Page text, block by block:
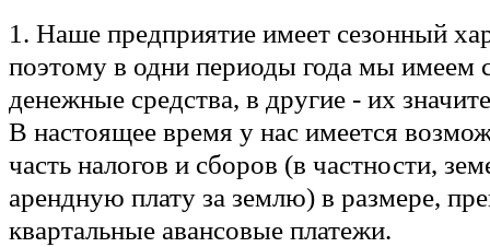
1. Наше предприятие имеет сезонный
поэтому в одни периоды года мы имеем
денежные средства, в другие - их
В настоящее время у нас имеется
часть налогов и сборов (в частности,
арендную плату за землю) в размере,
квартальные авансовые платежи.